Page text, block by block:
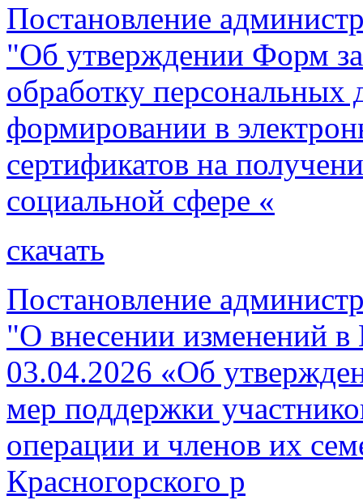
Постановление
"Об утверждении Форм
обработку
формировании в
сертификатов на
социальной сфере «
скачать
Постановление
"О внесении изменений
03.04.2026 «Об
мер поддержки
операции и членов их
Красногорского р